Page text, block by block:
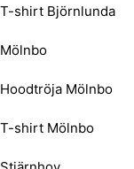
T-shirt Björnlunda
Mölnbo
Hoodtröja Mölnbo
T-shirt Mölnbo